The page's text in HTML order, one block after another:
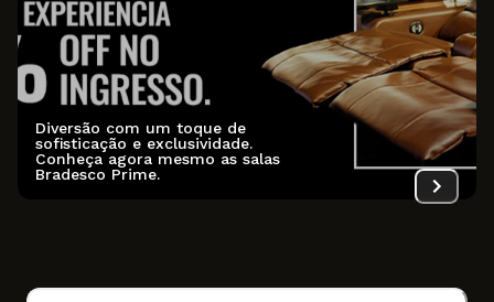
Diversão com um toque de
sofisticação e exclusividade.
Conheça agora mesmo as salas
Bradesco Prime.